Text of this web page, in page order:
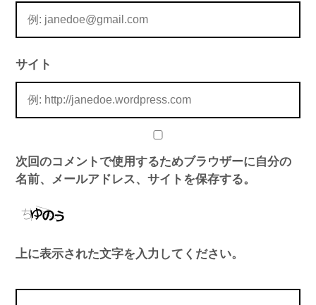
サイト
次回のコメントで使用するためブラウザーに自分の
名前、メールアドレス、サイトを保存する。
上に表示された文字を入力してください。